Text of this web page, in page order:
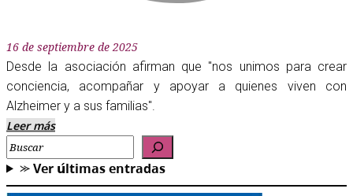
16 de septiembre de 2025
Desde la asociación afirman que "nos unimos para crear
conciencia, acompañar y apoyar a quienes viven con
Alzheimer y a sus familias".
Leer más
Buscar
⪼ 𝗩𝗲𝗿 𝘂́𝗹𝘁𝗶𝗺𝗮𝘀 𝗲𝗻𝘁𝗿𝗮𝗱𝗮𝘀